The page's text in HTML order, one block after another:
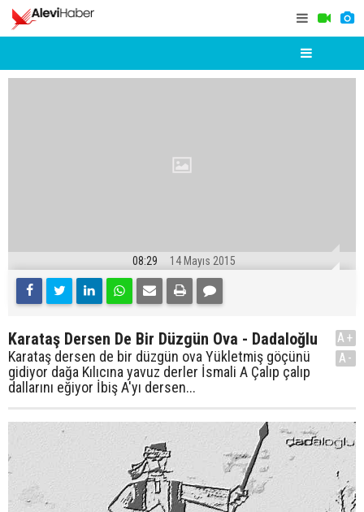
08:29 14 Mayıs 2015
Karataş Dersen De Bir Düzgün Ova - Dadaloğlu
Karataş dersen de bir düzgün ova Yükletmiş göçünü
gidiyor dağa Kılıcına yavuz derler İsmali A Çalıp çalıp
dallarını eğiyor İbiş A'yı dersen...
A+
A-